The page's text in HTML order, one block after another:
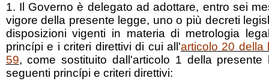
1. Il Governo è delegato ad adottare, entro sei
vigore della presente legge, uno o più decreti
disposizioni vigenti in materia di metrologia
princípi e i criteri direttivi di cui all'articolo 20 della
59, come sostituito dall'articolo 1 della
seguenti princípi e criteri direttivi: